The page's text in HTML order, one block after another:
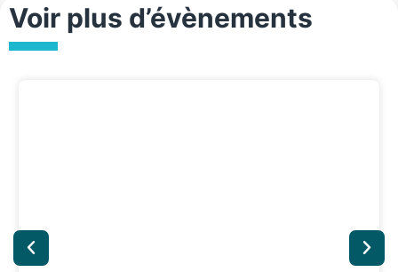
Voir plus d’évènements